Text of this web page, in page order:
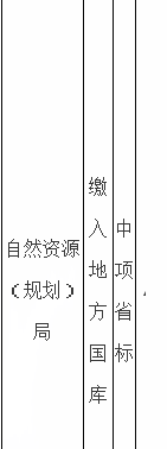
自然资源
（规划）
局
缴
入
地
方
国
库
中
项
省
标
▲